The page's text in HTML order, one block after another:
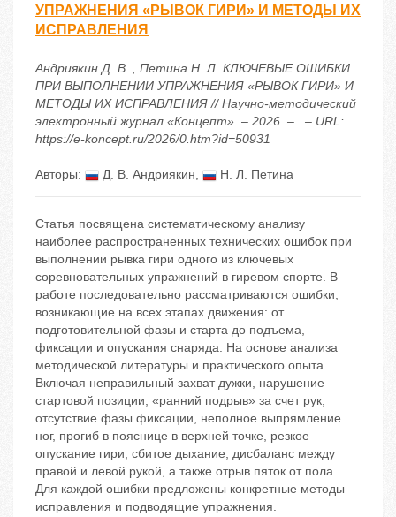
УПРАЖНЕНИЯ «РЫВОК ГИРИ» И МЕТОДЫ ИХ
ИСПРАВЛЕНИЯ
Андриякин Д. В. , Петина Н. Л. КЛЮЧЕВЫЕ ОШИБКИ
ПРИ ВЫПОЛНЕНИИ УПРАЖНЕНИЯ «РЫВОК ГИРИ» И
МЕТОДЫ ИХ ИСПРАВЛЕНИЯ // Научно-методический
электронный журнал «Концепт». – 2026. – . – URL:
https://e-koncept.ru/2026/0.htm?id=50931
Авторы: Д. В. Андриякин, Н. Л. Петина
Статья посвящена систематическому анализу
наиболее распространенных технических ошибок при
выполнении рывка гири одного из ключевых
соревновательных упражнений в гиревом спорте. В
работе последовательно рассматриваются ошибки,
возникающие на всех этапах движения: от
подготовительной фазы и старта до подъема,
фиксации и опускания снаряда. На основе анализа
методической литературы и практического опыта.
Включая неправильный захват дужки, нарушение
стартовой позиции, «ранний подрыв» за счет рук,
отсутствие фазы фиксации, неполное выпрямление
ног, прогиб в пояснице в верхней точке, резкое
опускание гири, сбитое дыхание, дисбаланс между
правой и левой рукой, а также отрыв пяток от пола.
Для каждой ошибки предложены конкретные методы
исправления и подводящие упражнения.